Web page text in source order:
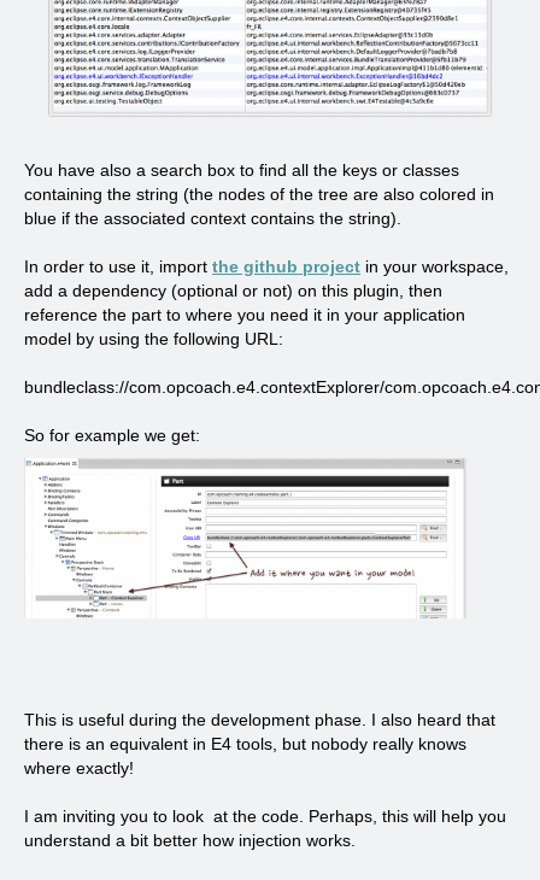
You have also a search box to find all the keys or classes
containing the string (the nodes of the tree are also colored in
blue if the associated context contains the string).
In order to use it, import the github project in your workspace,
add a dependency (optional or not) on this plugin, then
reference the part to where you need it in your application
model by using the following URL:
bundleclass://com.opcoach.e4.contextExplorer/
So for example we get:
This is useful during the development phase. I also heard that
there is an equivalent in E4 tools, but nobody really knows
where exactly!
I am inviting you to look at the code. Perhaps, this will help you
understand a bit better how injection works.